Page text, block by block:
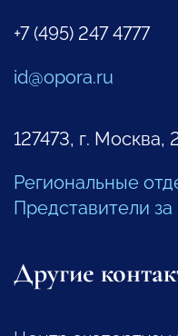
+7 (495) 247 4777
id@opora.ru
127473, г. Москва,
Региональные
Представители
Другие